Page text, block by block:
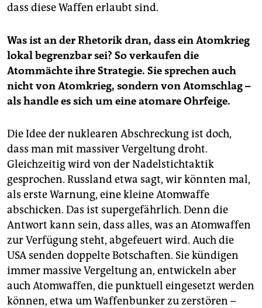
dass diese Waffen erlaubt sind.
Was ist an der Rhetorik dran, dass ein Atomkrieg
lokal begrenzbar sei? So verkaufen die
Atommächte ihre Strategie. Sie sprechen auch
nicht von Atomkrieg, sondern von Atomschlag –
als handle es sich um eine atomare Ohrfeige.
Die Idee der nuklearen Abschreckung ist doch,
dass man mit massiver Vergeltung droht.
Gleichzeitig wird von der Nadelstichtaktik
gesprochen. Russland etwa sagt, wir könnten mal,
als erste Warnung, eine kleine Atomwaffe
abschicken. Das ist supergefährlich. Denn die
Antwort kann sein, dass alles, was an Atomwaffen
zur Verfügung steht, abgefeuert wird. Auch die
USA senden doppelte Botschaften. Sie kündigen
immer massive Vergeltung an, entwickeln aber
auch Atomwaffen, die punktuell eingesetzt werden
können, etwa um Waffenbunker zu zerstören –